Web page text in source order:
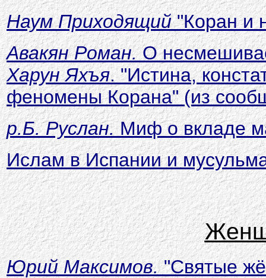
Наум Приходящий "Коран и
Авакян Роман.О
Харун Яхъя. "Истина,
феномены Корана" (из
р.Б. Руслан.Миф о вкладе
Ислам в Испании и
Юрий Максимов."Святые